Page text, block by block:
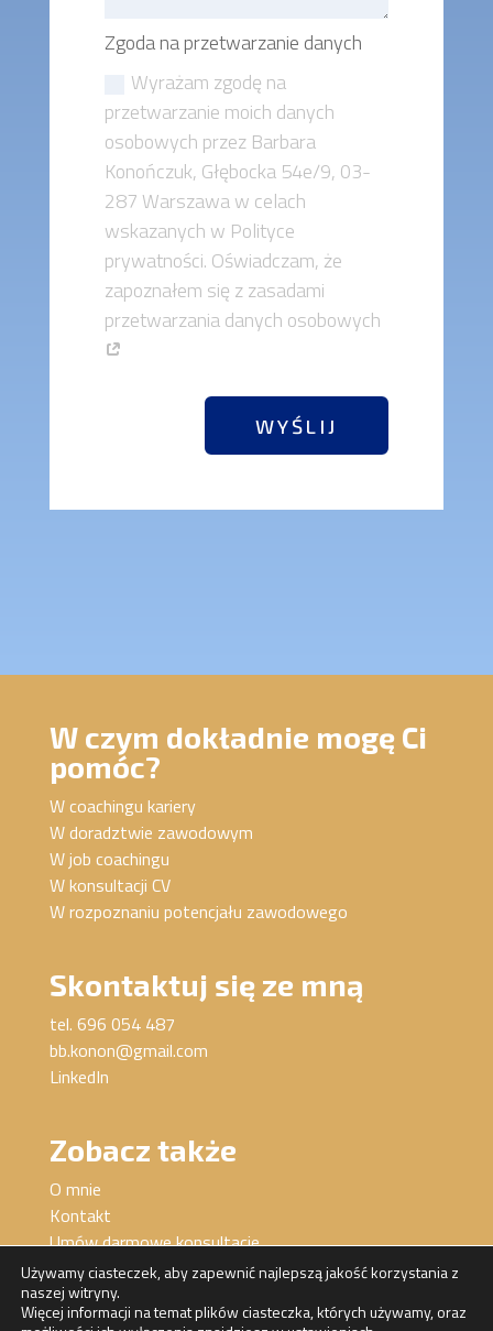
Zgoda na przetwarzanie danych
Wyrażam zgodę na
przetwarzanie moich danych
osobowych przez Barbara
Konończuk, Głębocka 54e/9, 03-
287 Warszawa w celach
wskazanych w Polityce
prywatności. Oświadczam, że
zapoznałem się z zasadami
przetwarzania danych osobowych
WYŚLIJ
W czym dokładnie mogę Ci
pomóc?
W coachingu kariery
W doradztwie zawodowym
W job coachingu
W konsultacji CV
W rozpoznaniu potencjału zawodowego
Skontaktuj się ze mną
tel. 696 054 487
bb.konon@gmail.com
LinkedIn
Zobacz także
O mnie
Kontakt
Umów darmowe konsultacje
Używamy ciasteczek, aby zapewnić najlepszą jakość korzystania z
naszej witryny.
Więcej informacji na temat plików ciasteczka, których używamy, oraz